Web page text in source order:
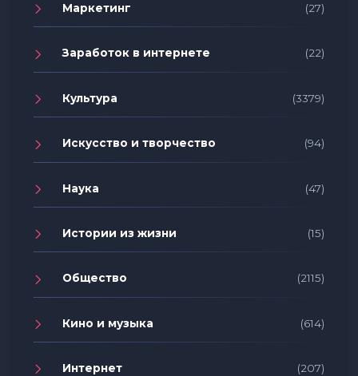
Маркетинг (27)
Заработок в интернете (22)
Культура (3379)
Искусство и творчество (94)
Наука (47)
Истории из жизни (15)
Общество (2115)
Кино и музыка (614)
Интернет (207)